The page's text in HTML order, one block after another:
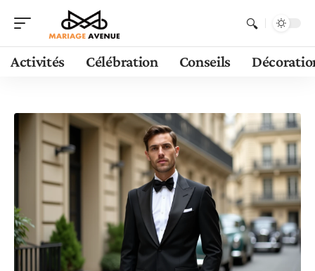
Activités Célébration Conseils